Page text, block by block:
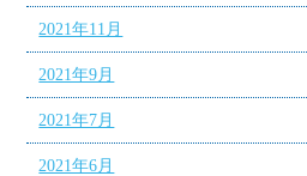
2021年11月
2021年9月
2021年7月
2021年6月